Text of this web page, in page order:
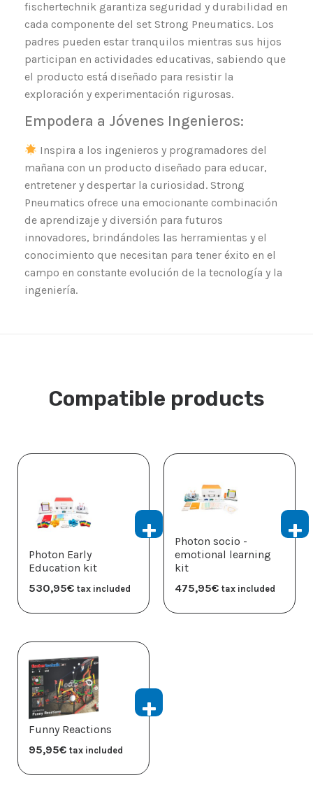
fischertechnik garantiza seguridad y durabilidad en
cada componente del set Strong Pneumatics. Los
padres pueden estar tranquilos mientras sus hijos
participan en actividades educativas, sabiendo que
el producto está diseñado para resistir la
exploración y experimentación rigurosas.
Empodera a Jóvenes Ingenieros:
Inspira a los ingenieros y programadores del
mañana con un producto diseñado para educar,
entretener y despertar la curiosidad. Strong
Pneumatics ofrece una emocionante combinación
de aprendizaje y diversión para futuros
innovadores, brindándoles las herramientas y el
conocimiento que necesitan para tener éxito en el
campo en constante evolución de la tecnología y la
ingeniería.
Compatible products
Photon Early
Education kit
530,95€ tax included
Photon socio -
emotional learning
kit
475,95€ tax included
Funny Reactions
95,95€ tax included